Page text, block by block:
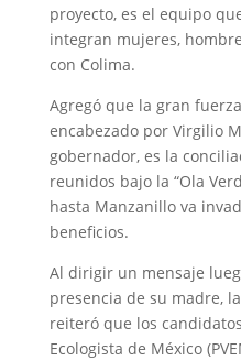
proyecto, es el equipo
integran mujeres,
con Colima.
Agregó que la gran
encabezado por Virgilio
gobernador, es la
reunidos bajo la “Ola
hasta Manzanillo va
beneficios.
Al dirigir un mensaje
presencia de su madre,
reiteró que los
Ecologista de México